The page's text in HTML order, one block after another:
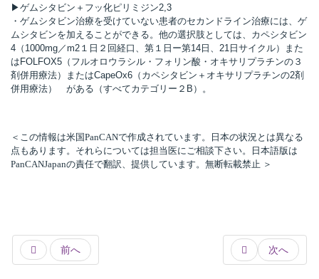
▶ゲムシタビン＋フッ化ピリミジン2,3
・ゲムシタビン治療を受けていない患者のセカンドライン治療には、ゲ
ムシタビンを加えることができる。他の選択肢としては、カペシタビン
4（1000mg／m2１日２回経口、第１日ー第14日、21日サイクル）また
はFOLFOX5（フルオロウラシル・フォリン酸・オキサリプラチンの３
剤併用療法）またはCapeOx6（カペシタビン＋オキサリプラチンの2剤
併用療法） がある（すべてカテゴリー２B）。
＜この情報は米国PanCANで作成されています。日本の状況とは異なる
点もあります。それらについては担当医にご相談下さい。日本語版は
PanCANJapanの責任で翻訳、提供しています。無断転載禁止 ＞
前へ 次へ